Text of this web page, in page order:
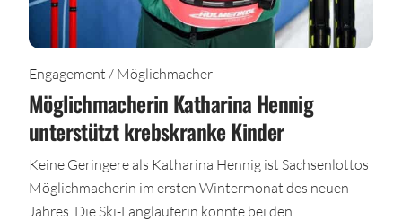
Engagement / Möglichmacher
Möglichmacherin Katharina Hennig
unterstützt krebskranke Kinder
Keine Geringere als Katharina Hennig ist Sachsenlottos
Möglichmacherin im ersten Wintermonat des neuen
Jahres. Die Ski-Langläuferin konnte bei den